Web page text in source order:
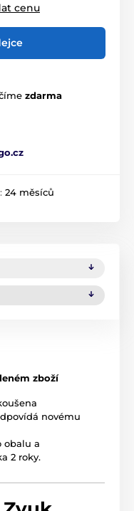
cenu
zdarma
24 měsíců
zboží
novému
obalu a
2 roky.